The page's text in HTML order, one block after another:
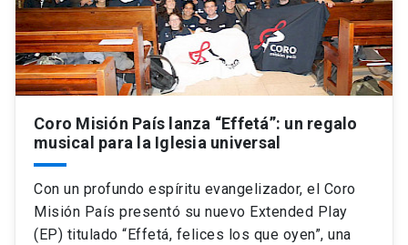
Coro Misión País lanza “Effetá”: un regalo
musical para la Iglesia universal
Con un profundo espíritu evangelizador, el Coro
Misión País presentó su nuevo Extended Play
(EP) titulado “Effetá, felices los que oyen”, una